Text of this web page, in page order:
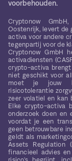
voorbehouden.
Cryptonow
Oostenrijk, levert de
activa voor andere
tegenpartij voor de
Cryptonow GmbH
activadiensten
crypto-activa
niet geschikt voor
moet je jouw
risicotolerantie
zeer volatiel en kan
Elke crypto-activa
onderzoek doen en
voordat je een
geen betrouwbare
geldt als
Assets Regulation
financieel advies